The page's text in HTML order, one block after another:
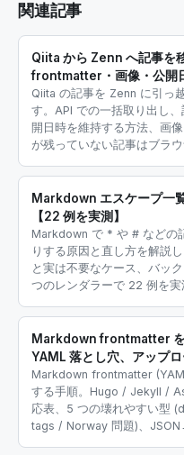
関連記事
Qiita から Zenn へ記事を
frontmatter・画像・公開
Qiita の記事を Zenn に引っ
す。API での一括取り出し
開日時を維持する方法、画
が残っていない記事はブラ
Markdown エスケープ一
【22 例を実測】
Markdown で * や # などの
りする原因と直し方を解説
と実は不要なケース、バッ
つのレンダラーで 22 例を実
Markdown frontmatter
YAML 落とし穴、アップ
Markdown frontmatter
する手順。Hugo / Jekyll /
応表、5 つの壊れやすい型
tags / Norway 問題)、